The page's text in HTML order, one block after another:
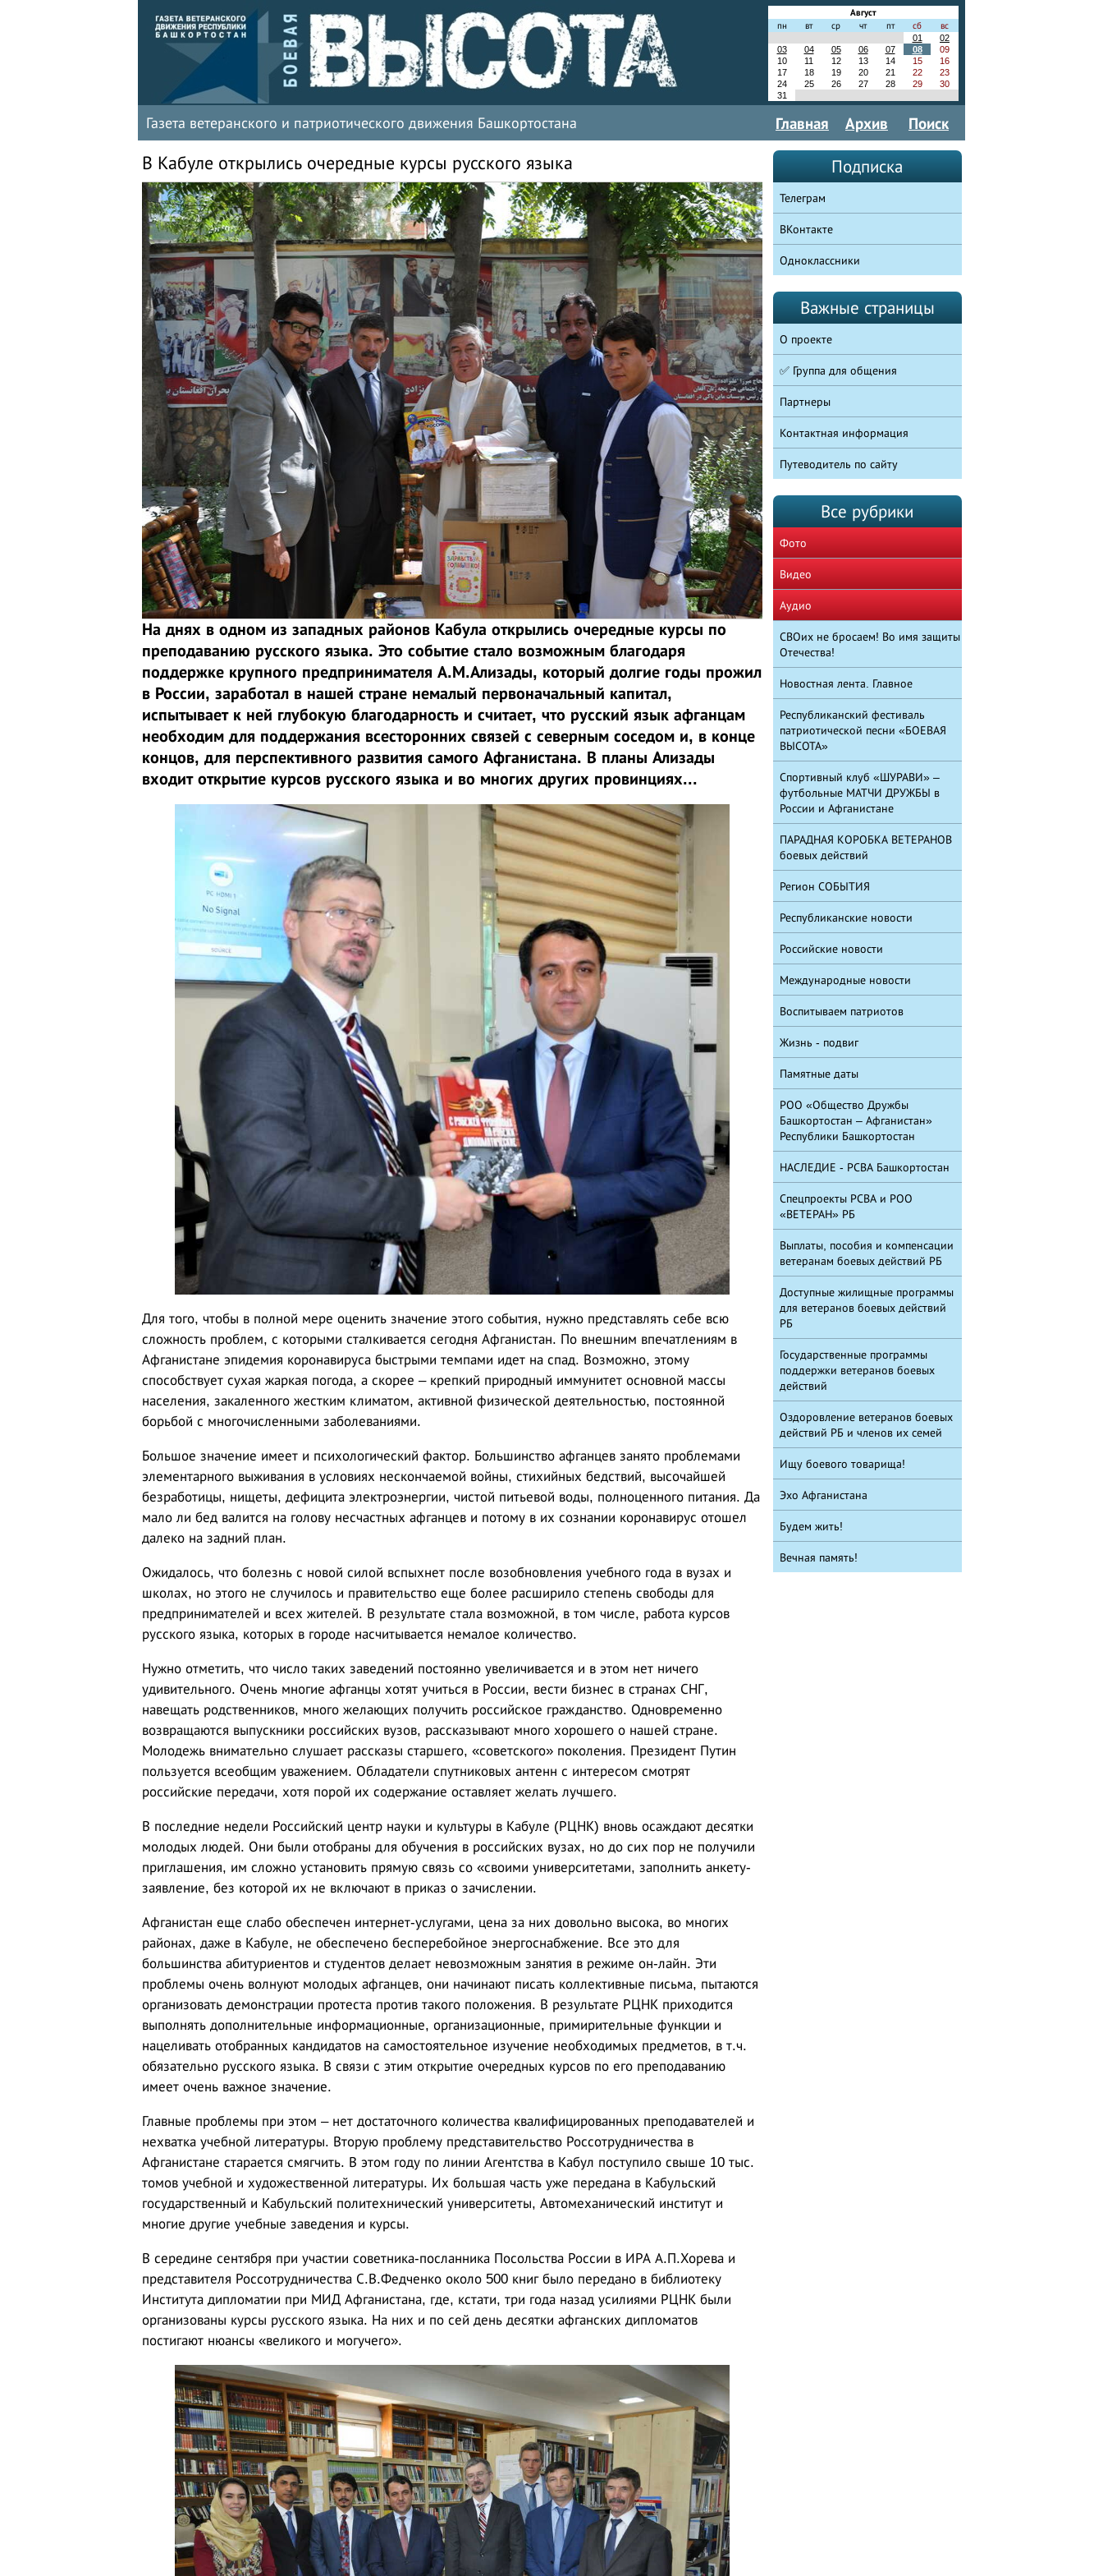
Август
пн
вт ср чт пт сб
вс
01
02
03
04 05 06 07 08
09
10
11 12 13 14 15
16
17
18 19 20 21 22
23
24
25 26 27 28 29
30
31
Газета ветеранского и патриотического движения Башкортостана Главная Архив Поиск
В Кабуле открылись очередные курсы русского языка
На днях в одном из западных районов Кабула открылись очередные курсы по
преподаванию русского языка. Это событие стало возможным благодаря
поддержке крупного предпринимателя А.М.Ализады, который долгие годы прожил
в России, заработал в нашей стране немалый первоначальный капитал,
испытывает к ней глубокую благодарность и считает, что русский язык афганцам
необходим для поддержания всесторонних связей с северным соседом и, в конце
концов, для перспективного развития самого Афганистана. В планы Ализады
входит открытие курсов русского языка и во многих других провинциях...
Для того, чтобы в полной мере оценить значение этого события, нужно представлять себе всю
сложность проблем, с которыми сталкивается сегодня Афганистан. По внешним впечатлениям в
Афганистане эпидемия коронавируса быстрыми темпами идет на спад. Возможно, этому
способствует сухая жаркая погода, а скорее – крепкий природный иммунитет основной массы
населения, закаленного жестким климатом, активной физической деятельностью, постоянной
борьбой с многочисленными заболеваниями.
Большое значение имеет и психологический фактор. Большинство афганцев занято проблемами
элементарного выживания в условиях нескончаемой войны, стихийных бедствий, высочайшей
безработицы, нищеты, дефицита электроэнергии, чистой питьевой воды, полноценного питания. Да
мало ли бед валится на голову несчастных афганцев и потому в их сознании коронавирус отошел
далеко на задний план.
Ожидалось, что болезнь с новой силой вспыхнет после возобновления учебного года в вузах и
школах, но этого не случилось и правительство еще более расширило степень свободы для
предпринимателей и всех жителей. В результате стала возможной, в том числе, работа курсов
русского языка, которых в городе насчитывается немалое количество.
Нужно отметить, что число таких заведений постоянно увеличивается и в этом нет ничего
удивительного. Очень многие афганцы хотят учиться в России, вести бизнес в странах СНГ,
навещать родственников, много желающих получить российское гражданство. Одновременно
возвращаются выпускники российских вузов, рассказывают много хорошего о нашей стране.
Молодежь внимательно слушает рассказы старшего, «советского» поколения. Президент Путин
пользуется всеобщим уважением. Обладатели спутниковых антенн с интересом смотрят
российские передачи, хотя порой их содержание оставляет желать лучшего.
В последние недели Российский центр науки и культуры в Кабуле (РЦНК) вновь осаждают десятки
молодых людей. Они были отобраны для обучения в российских вузах, но до сих пор не получили
приглашения, им сложно установить прямую связь со «своими университетами, заполнить анкету-
заявление, без которой их не включают в приказ о зачислении.
Афганистан еще слабо обеспечен интернет-услугами, цена за них довольно высока, во многих
районах, даже в Кабуле, не обеспечено бесперебойное энергоснабжение. Все это для
большинства абитуриентов и студентов делает невозможным занятия в режиме он-лайн. Эти
проблемы очень волнуют молодых афганцев, они начинают писать коллективные письма, пытаются
организовать демонстрации протеста против такого положения. В результате РЦНК приходится
выполнять дополнительные информационные, организационные, примирительные функции и
нацеливать отобранных кандидатов на самостоятельное изучение необходимых предметов, в т.ч.
обязательно русского языка. В связи с этим открытие очередных курсов по его преподаванию
имеет очень важное значение.
Главные проблемы при этом – нет достаточного количества квалифицированных преподавателей и
нехватка учебной литературы. Вторую проблему представительство Россотрудничества в
Афганистане старается смягчить. В этом году по линии Агентства в Кабул поступило свыше 10 тыс.
томов учебной и художественной литературы. Их большая часть уже передана в Кабульский
государственный и Кабульский политехнический университеты, Автомеханический институт и
многие другие учебные заведения и курсы.
В середине сентября при участии советника-посланника Посольства России в ИРА А.П.Хорева и
представителя Россотрудничества С.В.Федченко около 500 книг было передано в библиотеку
Института дипломатии при МИД Афганистана, где, кстати, три года назад усилиями РЦНК были
организованы курсы русского языка. На них и по сей день десятки афганских дипломатов
постигают нюансы «великого и могучего».
Подписка
Телеграм
ВКонтакте
Одноклассники
Важные страницы
О проекте
✅ Группа для общения
Партнеры
Контактная информация
Путеводитель по сайту
Все рубрики
Фото
Видео
Аудио
СВОих не бросаем! Во имя защиты
Отечества!
Новостная лента. Главное
Республиканский фестиваль
патриотической песни «БОЕВАЯ
ВЫСОТА»
Спортивный клуб «ШУРАВИ» –
футбольные МАТЧИ ДРУЖБЫ в
России и Афганистане
ПАРАДНАЯ КОРОБКА ВЕТЕРАНОВ
боевых действий
Регион СОБЫТИЯ
Республиканские новости
Российские новости
Международные новости
Воспитываем патриотов
Жизнь - подвиг
Памятные даты
РОО «Общество Дружбы
Башкортостан – Афганистан»
Республики Башкортостан
НАСЛЕДИЕ - РСВА Башкортостан
Спецпроекты РСВА и РОО
«ВЕТЕРАН» РБ
Выплаты, пособия и компенсации
ветеранам боевых действий РБ
Доступные жилищные программы
для ветеранов боевых действий
РБ
Государственные программы
поддержки ветеранов боевых
действий
Оздоровление ветеранов боевых
действий РБ и членов их семей
Ищу боевого товарища!
Эхо Афганистана
Будем жить!
Вечная память!